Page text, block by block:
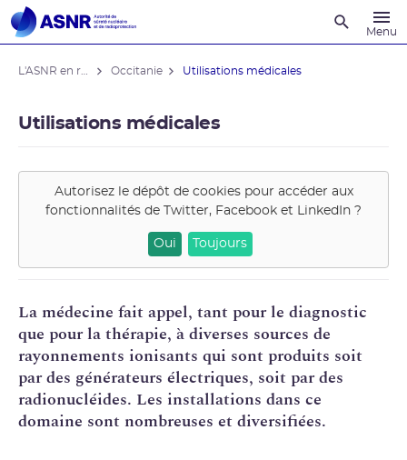
Menu
Occitanie Utilisations médicales
Utilisations médicales
Autorisez le dépôt de cookies pour accéder aux
fonctionnalités de Twitter, Facebook et LinkedIn ?
Oui Toujours
La médecine fait appel, tant pour le diagnostic
que pour la thérapie, à diverses sources de
rayonnements ionisants qui sont produits soit
par des générateurs électriques, soit par des
radionucléides. Les installations dans ce
domaine sont nombreuses et diversifiées.